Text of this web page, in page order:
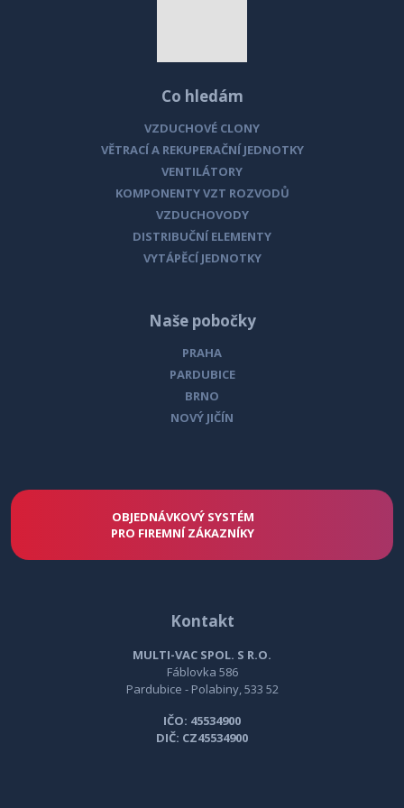
Co hledám
VZDUCHOVÉ CLONY
VĚTRACÍ A REKUPERAČNÍ JEDNOTKY
VENTILÁTORY
KOMPONENTY VZT ROZVODŮ
VZDUCHOVODY
DISTRIBUČNÍ ELEMENTY
VYTÁPĚCÍ JEDNOTKY
Naše pobočky
PRAHA
PARDUBICE
BRNO
NOVÝ JIČÍN
OBJEDNÁVKOVÝ SYSTÉM
PRO FIREMNÍ ZÁKAZNÍKY
Kontakt
MULTI-VAC SPOL. S R.O.
Fáblovka 586
Pardubice - Polabiny, 533 52
IČO: 45534900
DIČ: CZ45534900